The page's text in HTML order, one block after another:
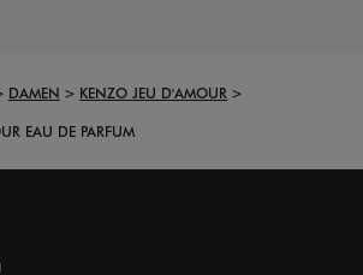
DAMEN
KENZO JEU D'AMOUR
EAU DE PARFUM